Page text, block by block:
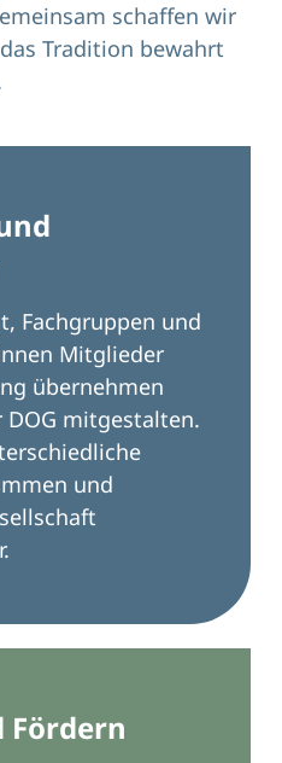
schaffen wir
Tradition bewahrt
, Fachgruppen und
Mitglieder
übernehmen
mitgestalten.
und
Fördern